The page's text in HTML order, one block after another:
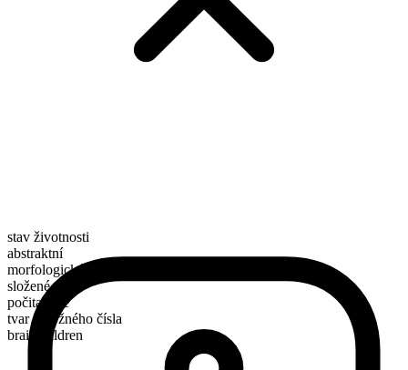
stav životnosti
abstraktní
morfologické složení
složené
počitatelné
tvar množného čísla
brainchildren